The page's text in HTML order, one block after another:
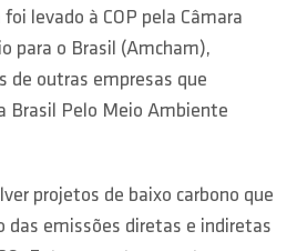
levado à COP pela Câmara
para o Brasil (Amcham),
de outras empresas que
Brasil Pelo Meio Ambiente
projetos de baixo carbono que
das emissões diretas e indiretas